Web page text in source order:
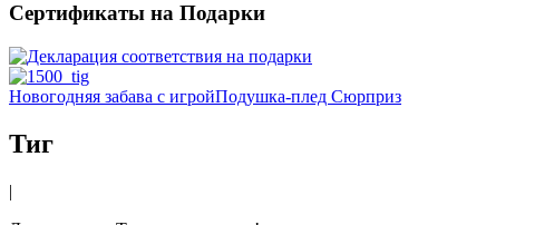
Сертификаты на Подарки
Новогодняя забава с игройПодушка-плед Сюрприз
Тиг
|